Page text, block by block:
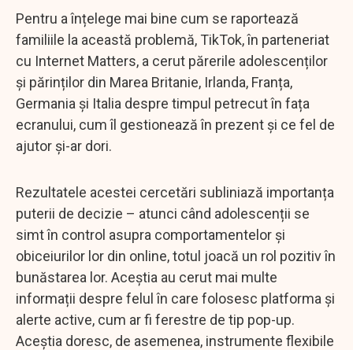
Pentru a înțelege mai bine cum se raportează
familiile la această problemă, TikTok, în parteneriat
cu Internet Matters, a cerut părerile adolescenților
și părinților din Marea Britanie, Irlanda, Franța,
Germania și Italia despre timpul petrecut în fața
ecranului, cum îl gestionează în prezent și ce fel de
ajutor și-ar dori.
Rezultatele acestei cercetări subliniază importanța
puterii de decizie – atunci când adolescenții se
simt în control asupra comportamentelor și
obiceiurilor lor din online, totul joacă un rol pozitiv în
bunăstarea lor. Aceștia au cerut mai multe
informații despre felul în care folosesc platforma și
alerte active, cum ar fi ferestre de tip pop-up.
Aceștia doresc, de asemenea, instrumente flexibile